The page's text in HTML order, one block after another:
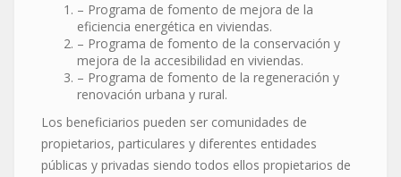
– Programa de fomento de mejora de la
eficiencia energética en viviendas.
– Programa de fomento de la conservación y
mejora de la accesibilidad en viviendas.
– Programa de fomento de la regeneración y
renovación urbana y rural.
Los beneficiarios pueden ser comunidades de
propietarios, particulares y diferentes entidades
públicas y privadas siendo todos ellos propietarios de